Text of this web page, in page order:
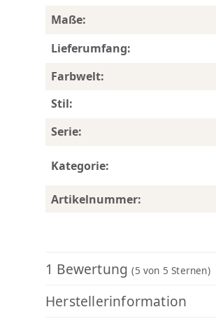
Maße:
Lieferumfang:
Farbwelt:
Stil:
Serie:
Kategorie:
Artikelnummer:
1 Bewertung(5 von 5 Sternen)
Herstellerinformation